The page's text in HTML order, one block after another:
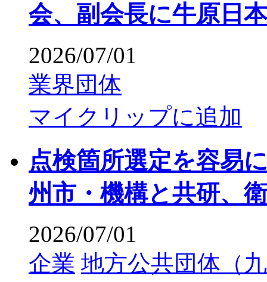
会、副会長に牛原日
2026/07/01
業界団体
マイクリップに追加
点検箇所選定を容易
州市・機構と共研、
2026/07/01
企業 地方公共団体（